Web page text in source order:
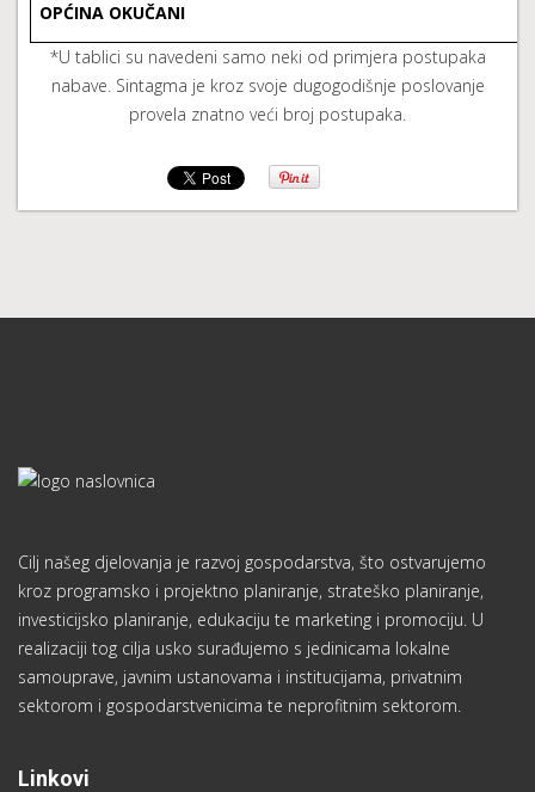
OPĆINA OKUČANI
*U tablici su navedeni samo neki od primjera postupaka
nabave. Sintagma je kroz svoje dugogodišnje poslovanje
provela znatno veći broj postupaka.
Cilj našeg djelovanja je razvoj gospodarstva, što ostvarujemo
kroz programsko i projektno planiranje, strateško planiranje,
investicijsko planiranje, edukaciju te marketing i promociju. U
realizaciji tog cilja usko surađujemo s jedinicama lokalne
samouprave, javnim ustanovama i institucijama, privatnim
sektorom i gospodarstvenicima te neprofitnim sektorom.
Linkovi